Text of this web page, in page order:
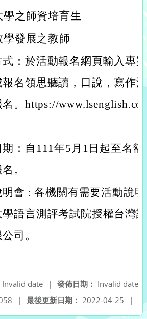
之師資培育生
發展之教師
：於活動報名網頁輸入專
報名領思聽讀，口說，寫作
。https://
：自111年5月1日起至名
。
會 : 各機關有需要活動說
語言測評考試院授權台灣
司。
發佈日期： Invalid date
Invalid date
|
最後更新日期： 2022-04-25 |
|